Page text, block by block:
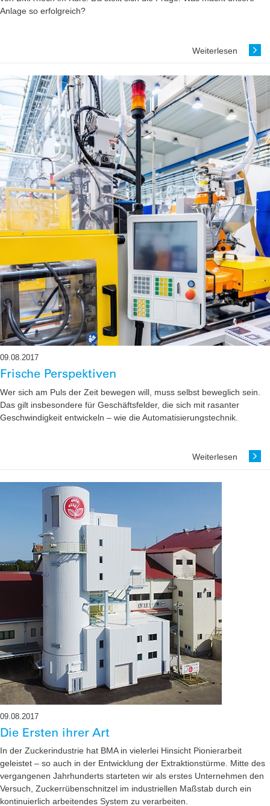
Anlage so erfolgreich?
Weiterlesen
09.08.2017
Frische Perspektiven
Wer sich am Puls der Zeit bewegen will, muss selbst beweglich sein.
Das gilt insbesondere für Geschäftsfelder, die sich mit rasanter
Geschwindigkeit entwickeln – wie die Automatisierungstechnik.
Weiterlesen
09.08.2017
Die Ersten ihrer Art
In der Zuckerindustrie hat BMA in vielerlei Hinsicht Pionierarbeit
geleistet – so auch in der Entwicklung der Extraktionstürme. Mitte des
vergangenen Jahrhunderts starteten wir als erstes Unternehmen den
Versuch, Zuckerrübenschnitzel im industriellen Maßstab durch ein
kontinuierlich arbeitendes System zu verarbeiten.